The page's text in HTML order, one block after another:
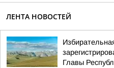
ЛЕНТА НОВОСТЕЙ
Главы